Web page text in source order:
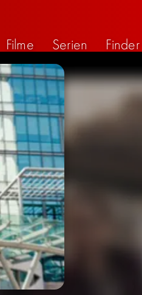
Filme Serien Finder